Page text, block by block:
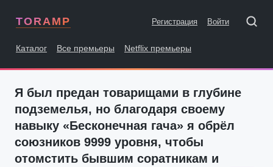
TORAMP Регистрация Войти
Каталог Все премьеры Netflix премьеры
Я был предан товарищами в глубине
подземелья, но благодаря своему
навыку «Бесконечная гача» я обрёл
союзников 9999 уровня, чтобы
отомстить бывшим соратникам и